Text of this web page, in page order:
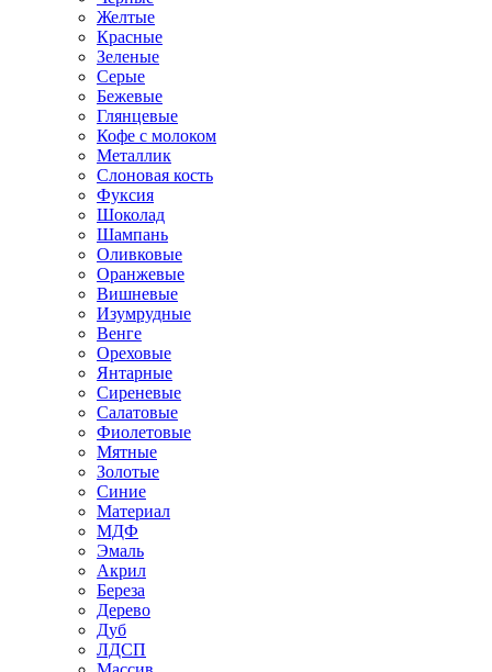
Желтые
Красные
Зеленые
Серые
Бежевые
Глянцевые
Кофе с молоком
Металлик
Слоновая кость
Фуксия
Шоколад
Шампань
Оливковые
Оранжевые
Вишневые
Изумрудные
Венге
Ореховые
Янтарные
Сиреневые
Салатовые
Фиолетовые
Мятные
Золотые
Синие
Материал
МДФ
Эмаль
Акрил
Береза
Дерево
Дуб
ЛДСП